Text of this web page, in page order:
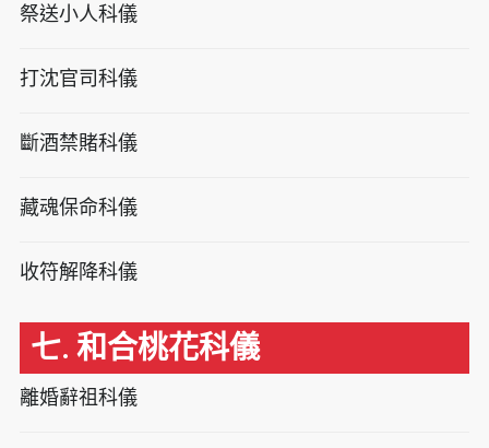
祭送小人科儀
打沈官司科儀
斷酒禁賭科儀
藏魂保命科儀
收符解降科儀
七. 和合桃花科儀
離婚辭祖科儀